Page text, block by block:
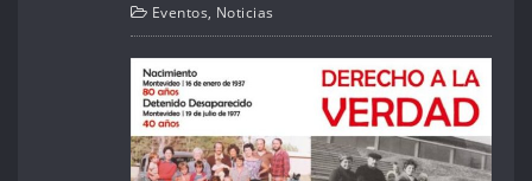
Eventos, Noticias